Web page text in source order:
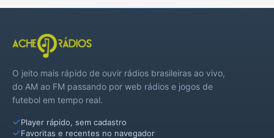
O jeito mais rápido de ouvir rádios brasileiras ao vivo,
do AM ao FM passando por web rádios e jogos de
futebol em tempo real.
Player rápido, sem cadastro
Favoritas e recentes no navegador